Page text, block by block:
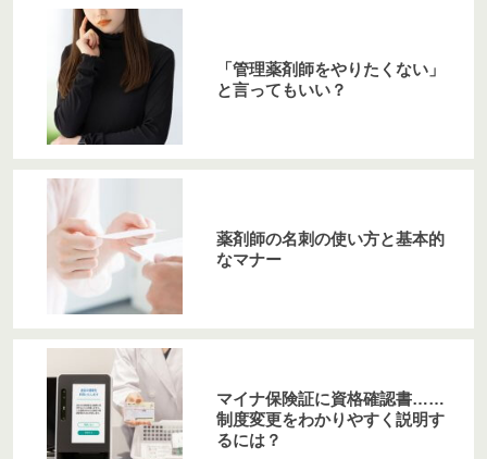
「管理薬剤師をやりたくない」
と言ってもいい？
薬剤師の名刺の使い方と基本的
なマナー
マイナ保険証に資格確認書……
制度変更をわかりやすく説明す
るには？